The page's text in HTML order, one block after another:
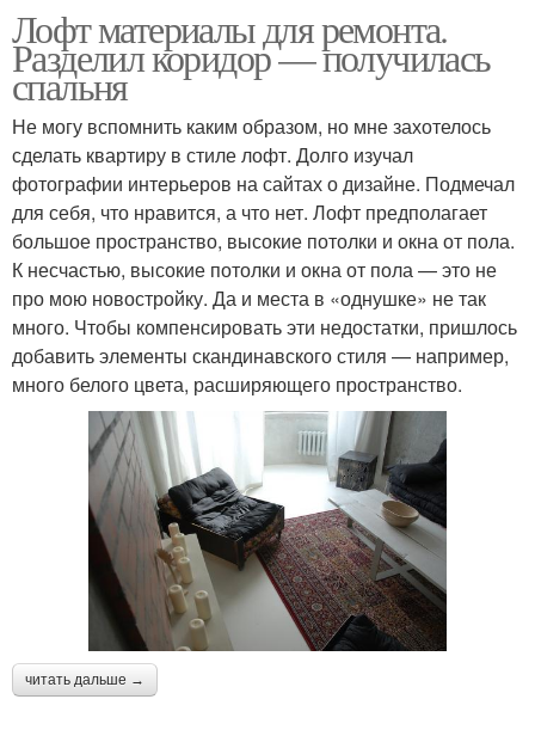
Лофт материалы для ремонта.
Разделил коридор — получилась
спальня
Не могу вспомнить каким образом, но мне захотелось
сделать квартиру в стиле лофт. Долго изучал
фотографии интерьеров на сайтах о дизайне. Подмечал
для себя, что нравится, а что нет. Лофт предполагает
большое пространство, высокие потолки и окна от пола.
К несчастью, высокие потолки и окна от пола — это не
про мою новостройку. Да и места в «однушке» не так
много. Чтобы компенсировать эти недостатки, пришлось
добавить элементы скандинавского стиля — например,
много белого цвета, расширяющего пространство.
читать дальше →